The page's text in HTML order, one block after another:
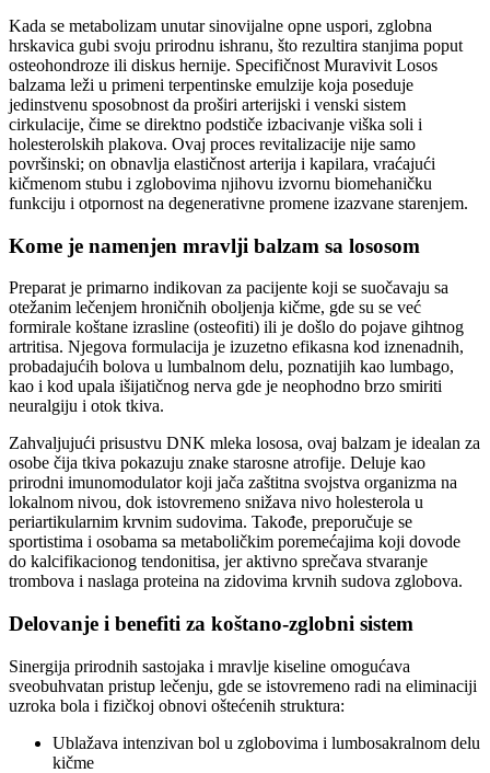
Kada se metabolizam unutar sinovijalne opne uspori, zglobna
hrskavica gubi svoju prirodnu ishranu, što rezultira stanjima poput
osteohondroze ili diskus hernije. Specifičnost Muravivit Losos
balzama leži u primeni terpentinske emulzije koja poseduje
jedinstvenu sposobnost da proširi arterijski i venski sistem
cirkulacije, čime se direktno podstiče izbacivanje viška soli i
holesterolskih plakova. Ovaj proces revitalizacije nije samo
površinski; on obnavlja elastičnost arterija i kapilara, vraćajući
kičmenom stubu i zglobovima njihovu izvornu biomehaničku
funkciju i otpornost na degenerativne promene izazvane starenjem.
Kome je namenjen mravlji balzam sa lososom
Preparat je primarno indikovan za pacijente koji se suočavaju sa
otežanim lečenjem hroničnih oboljenja kičme, gde su se već
formirale koštane izrasline (osteofiti) ili je došlo do pojave gihtnog
artritisa. Njegova formulacija je izuzetno efikasna kod iznenadnih,
probadajućih bolova u lumbalnom delu, poznatijih kao lumbago,
kao i kod upala išijatičnog nerva gde je neophodno brzo smiriti
neuralgiju i otok tkiva.
Zahvaljujući prisustvu DNK mleka lososa, ovaj balzam je idealan za
osobe čija tkiva pokazuju znake starosne atrofije. Deluje kao
prirodni imunomodulator koji jača zaštitna svojstva organizma na
lokalnom nivou, dok istovremeno snižava nivo holesterola u
periartikularnim krvnim sudovima. Takođe, preporučuje se
sportistima i osobama sa metaboličkim poremećajima koji dovode
do kalcifikacionog tendonitisa, jer aktivno sprečava stvaranje
trombova i naslaga proteina na zidovima krvnih sudova zglobova.
Delovanje i benefiti za koštano-zglobni sistem
Sinergija prirodnih sastojaka i mravlje kiseline omogućava
sveobuhvatan pristup lečenju, gde se istovremeno radi na eliminaciji
uzroka bola i fizičkoj obnovi oštećenih struktura:
Ublažava intenzivan bol u zglobovima i lumbosakralnom delu
kičme